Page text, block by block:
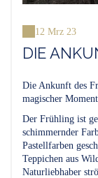
12 Mrz 23
DIE
Die Ankunft des
magischer
Der Frühling ist
schimmernder
Pastellfarben
Teppichen aus
Naturliebhaber